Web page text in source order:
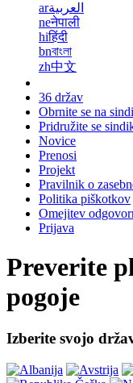
arالعربية
neनेपाली
hiहिंदी
bnবাংলা
zh中文
36 držav
Obrnite se na
Pridružite se
Novice
Prenosi
Projekt
Pravilnik o
Politika piškotkov
Omejitev
Prijava
Preverite
pogoje
Izberite svojo